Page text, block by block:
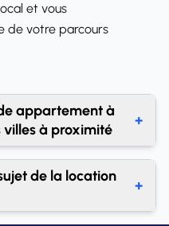
et vous
de votre parcours
appartement à
villes à proximité
+
l'École
le-Bretonneux
de la location
+